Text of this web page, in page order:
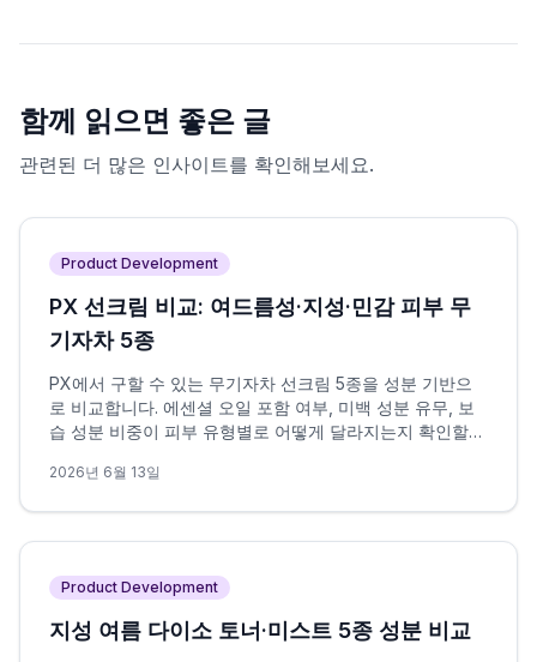
함께 읽으면 좋은 글
관련된 더 많은 인사이트를 확인해보세요.
Product Development
PX 선크림 비교: 여드름성·지성·민감 피부 무
기자차 5종
PX에서 구할 수 있는 무기자차 선크림 5종을 성분 기반으
로 비교합니다. 에센셜 오일 포함 여부, 미백 성분 유무, 보
습 성분 비중이 피부 유형별로 어떻게 달라지는지 확인할
2026년 6월 13일
Product Development
지성 여름 다이소 토너·미스트 5종 성분 비교